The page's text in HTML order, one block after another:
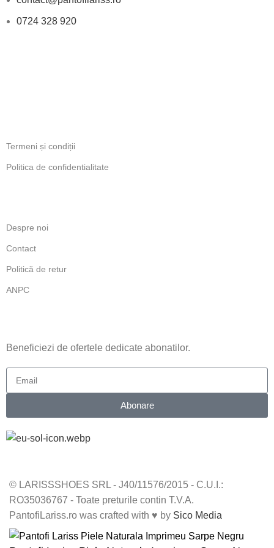
recunoștință mea .am sucit oamenii ăștia pe
mesaje inclusiv la ore nepotrivite însă disperarea
mea de a avea cu ce mă încălța la un eveniment
mulțumiri
0724 328 920
Termeni și condiții
Politica de confidentialitate
Despre noi
Contact
Politică de retur
ANPC
Beneficiezi de ofertele dedicate abonatilor.
Abonare
© LARISSSHOES SRL - J40/11576/2015 - C.U.I.:
RO35036767 - Toate preturile contin T.V.A.
PantofiLariss.ro was crafted with ♥ by Sico Media